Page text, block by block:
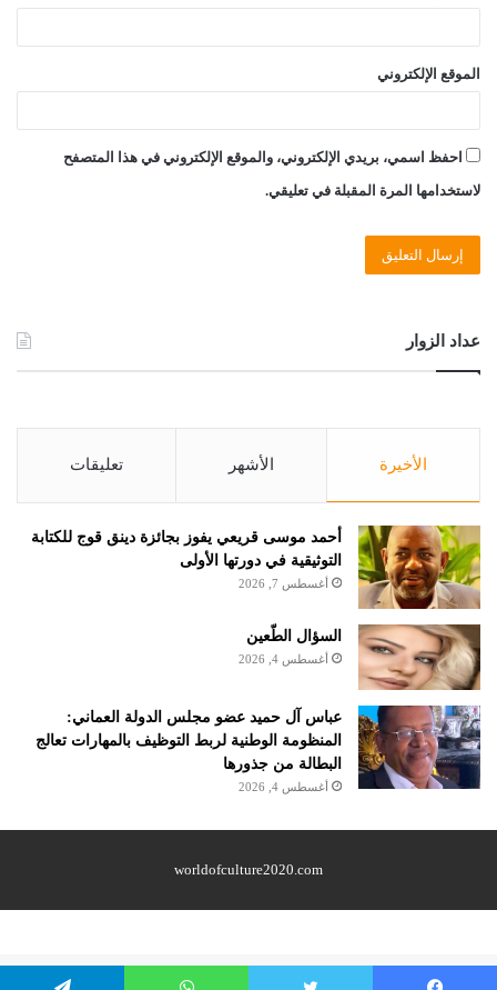
الموقع الإلكتروني
احفظ اسمي، بريدي الإلكتروني، والموقع الإلكتروني في هذا المتصفح
لاستخدامها المرة المقبلة في تعليقي.
عداد الزوار
الأخيرة الأشهر تعليقات
أحمد موسى قريعي يفوز بجائزة دينق قوج للكتابة
التوثيقية في دورتها الأولى
أغسطس 7, 2026
السؤال الطّعين
أغسطس 4, 2026
عباس آل حميد عضو مجلس الدولة العماني:
المنظومة الوطنية لربط التوظيف بالمهارات تعالج
البطالة من جذورها
أغسطس 4, 2026
worldofculture2020.com